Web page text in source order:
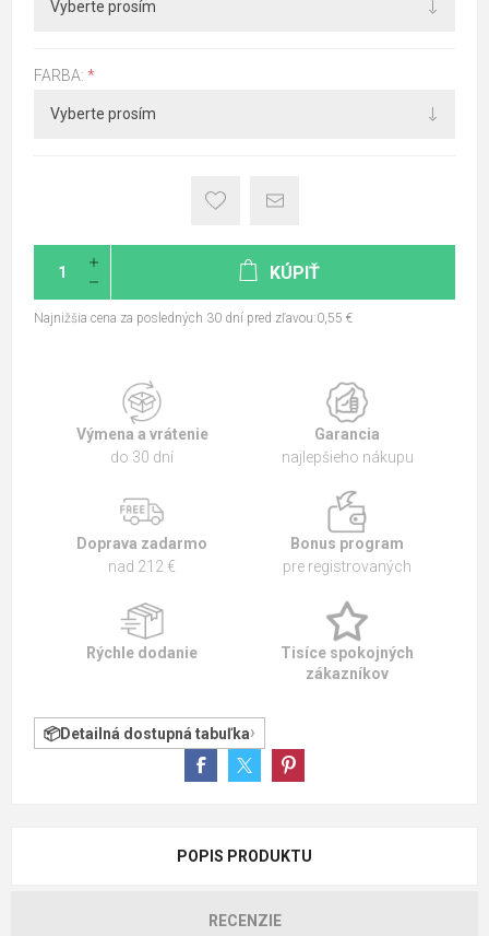
FARBA: *
KÚPIŤ
Najnižšia cena za posledných 30 dní pred zľavou:0,55 €
Výmena a vrátenie
do 30 dní
Garancia
najlepšieho nákupu
Doprava zadarmo
nad 212 €
Bonus program
pre registrovaných
Rýchle dodanie
Tisíce spokojných
zákazníkov
Detailná dostupná tabuľka
POPIS PRODUKTU
RECENZIE